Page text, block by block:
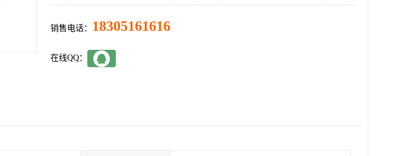
销售电话： 18305161616
在线QQ：